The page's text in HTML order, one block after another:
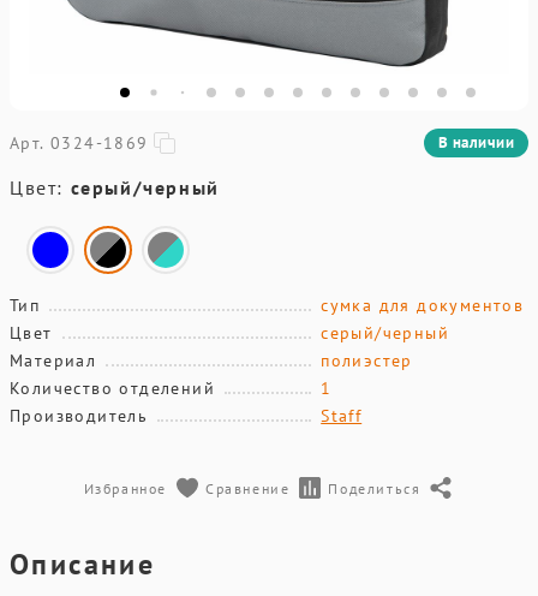
Арт. 0324-1869 В наличии
Цвет: серый/черный
Тип
сумка для документов
Цвет
серый/черный
Материал
полиэстер
Количество отделений
1
Производитель
Staff
Избранное Сравнение Поделиться
Описание